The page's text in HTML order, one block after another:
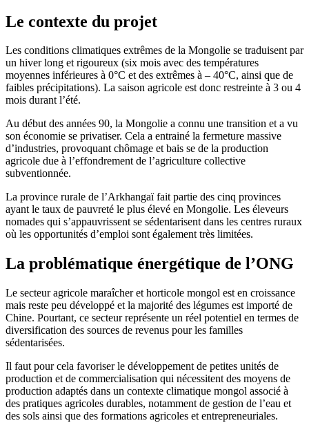
Le contexte du projet
Les conditions climatiques extrêmes de la Mongolie se traduisent par
un hiver long et rigoureux (six mois avec des températures
moyennes inférieures à 0°C et des extrêmes à – 40°C, ainsi que de
faibles précipitations). La saison agricole est donc restreinte à 3 ou 4
mois durant l’été.
Au début des années 90, la Mongolie a connu une transition et a vu
son économie se privatiser. Cela a entrainé la fermeture massive
d’industries, provoquant chômage et bais se de la production
agricole due à l’effondrement de l’agriculture collective
subventionnée.
La province rurale de l’Arkhangaï fait partie des cinq provinces
ayant le taux de pauvreté le plus élevé en Mongolie. Les éleveurs
nomades qui s’appauvrissent se sédentarisent dans les centres ruraux
où les opportunités d’emploi sont également très limitées.
La problématique énergétique de l’ONG
Le secteur agricole maraîcher et horticole mongol est en croissance
mais reste peu développé et la majorité des légumes est importé de
Chine. Pourtant, ce secteur représente un réel potentiel en termes de
diversification des sources de revenus pour les familles
sédentarisées.
Il faut pour cela favoriser le développement de petites unités de
production et de commercialisation qui nécessitent des moyens de
production adaptés dans un contexte climatique mongol associé à
des pratiques agricoles durables, notamment de gestion de l’eau et
des sols ainsi que des formations agricoles et entrepreneuriales.